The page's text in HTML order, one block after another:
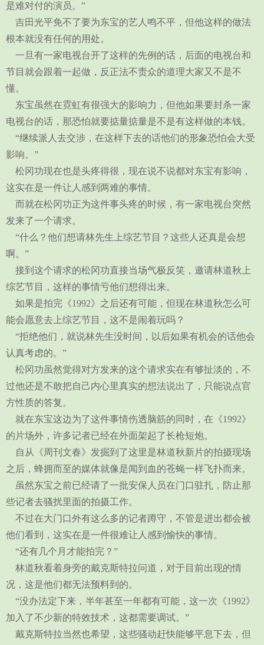
是难对付的演员。”
吉田光平免不了要为东宝的艺人鸣不平，但他这样的做法
根本就没有任何的用处。
一旦有一家电视台开了这样的先例的话，后面的电视台和
节目就会跟着一起做，反正法不责众的道理大家又不是不
懂。
东宝虽然在霓虹有很强大的影响力，但他如果要封杀一家
电视台的话，那恐怕就要掂量掂量是不是有这样做的本钱。
“继续派人去交涉，在这样下去的话他们的形象恐怕会大受
影响。”
松冈功现在也是头疼得很，现在说不说都对东宝有影响，
这实在是一件让人感到两难的事情。
而就在松冈功正为这件事头疼的时候，有一家电视台突然
发来了一个请求。
“什么？他们想请林先生上综艺节目？这些人还真是会想
啊。”
接到这个请求的松冈功直接当场气极反笑，邀请林道秋上
综艺节目，这样的事情亏他们想得出来。
如果是拍完《1992》之后还有可能，但现在林道秋怎么可
能会愿意去上综艺节目，这不是闹着玩吗？
“拒绝他们，就说林先生没时间，以后如果有机会的话他会
认真考虑的。”
松冈功虽然觉得对方发来的这个请求实在有够扯淡的，不
过他还是不敢把自己内心里真实的想法说出了，只能说点官
方性质的答复。
就在东宝这边为了这件事情伤透脑筋的同时，在《1992》
的片场外，许多记者已经在外面架起了长枪短炮。
自从《周刊文春》发掘到了这里是林道秋新片的拍摄现场
之后，蜂拥而至的媒体就像是闻到血的苍蝇一样飞扑而来。
虽然东宝之前已经请了一批安保人员在门口驻扎，防止那
些记者去骚扰里面的拍摄工作。
不过在大门口外有这么多的记者蹲守，不管是进出都会被
他们看到，这实在是一件很难让人感到愉快的事情。
“还有几个月才能拍完？”
林道秋看着身旁的戴克斯特拉问道，对于目前出现的情
况，这是他们都无法预料到的。
“没办法定下来，半年甚至一年都有可能，这一次《1992》
加入了不少新的特效技术，这都需要调试。”
戴克斯特拉当然也希望，这些骚动赶快能够平息下去，但